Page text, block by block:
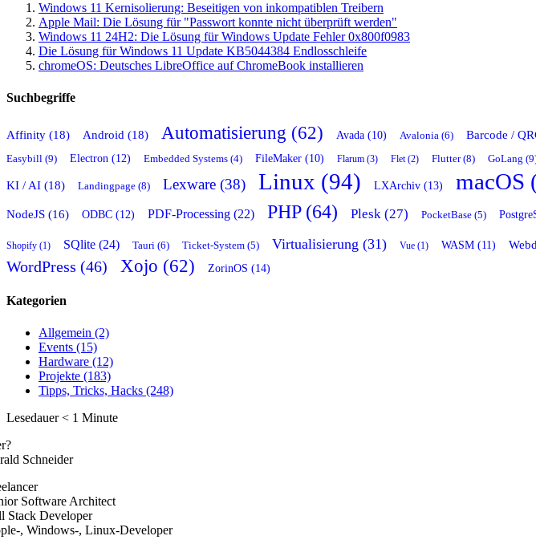
Windows 11 Kernisolierung: Beseitigen von inkompatiblen Treibern
Apple Mail: Die Lösung für "Passwort konnte nicht überprüft werden"
Windows 11 24H2: Die Lösung für Windows Update Fehler 0x800f0983
Die Lösung für Windows 11 Update KB5044384 Endlosschleife
chromeOS: Deutsches LibreOffice auf ChromeBook installieren
Suchbegriffe
Affinity (18) Android (18) Automatisierung (62) Avada (10) Avalonia (6) Barcode /
Easybill (9) Electron (12) Embedded Systems (4) FileMaker (10) Flarum (3) Flet (2) Flutter (8) GoLang
KI / AI (18) Landingpage (8) Lexware (38) Linux (94) LXArchiv (13) macOS
NodeJS (16) ODBC (12) PDF-Processing (22) PHP (64) Plesk (27) PocketBase (5)
Shopify (1) SQlite (24) Tauri (6) Ticket-System (5) Virtualisierung (31) Vue (1) WASM (11)
WordPress (46) Xojo (62) ZorinOS (14)
Kategorien
Allgemein (2)
Events (15)
Hardware (12)
Projekte (183)
Tipps, Tricks, Hacks (248)
Lesedauer < 1 Minute
Schneider
Software Architect
Stack Developer
, Windows-, Linux-Developer